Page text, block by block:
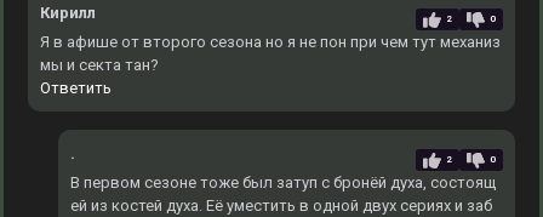
Кирилл 2 0
Я в афише от второго сезона но я не пон при чем тут механиз
мы и секта тан?
Ответить
. 2 0
В первом сезоне тоже был затуп с бронёй духа, состоящ
ей из костей духа. Еë уместить в одной двух сериях и заб